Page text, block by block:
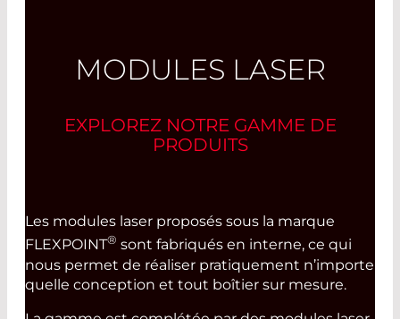
MODULES LASER
EXPLOREZ NOTRE GAMME DE
PRODUITS
Les modules laser proposés sous la marque
FLEXPOINT® sont fabriqués en interne, ce qui
nous permet de réaliser pratiquement n’importe
quelle conception et tout boîtier sur mesure.